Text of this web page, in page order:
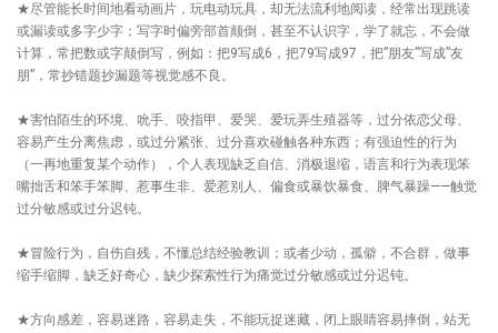
★尽管能长时间地看动画片，玩电动玩具，却无法流利地阅读，经常出现跳读
或漏读或多字少字；写字时偏旁部首颠倒，甚至不认识字，学了就忘，不会做
计算，常把数或字颠倒写，例如：把9写成6，把79写成97，把”朋友”写成”友
朋”，常抄错题抄漏题等视觉感不良。
★害怕陌生的环境、吮手、咬指甲、爱哭、爱玩弄生殖器等，过分依恋父母、
容易产生分离焦虑，或过分紧张、过分喜欢碰触各种东西；有强迫性的行为
（一再地重复某个动作），个人表现缺乏自信、消极退缩，语言和行为表现笨
嘴拙舌和笨手笨脚、惹事生非、爱惹别人、偏食或暴饮暴食、脾气暴躁——触觉
过分敏感或过分迟钝。
★冒险行为，自伤自残，不懂总结经验教训；或者少动，孤僻，不合群，做事
缩手缩脚，缺乏好奇心，缺少探索性行为痛觉过分敏感或过分迟钝。
★方向感差，容易迷路，容易走失，不能玩捉迷藏，闭上眼睛容易摔倒，站无